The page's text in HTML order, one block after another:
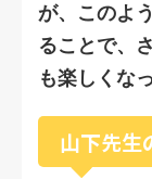
が、このよ
ることで、
も楽しくな
山下先生